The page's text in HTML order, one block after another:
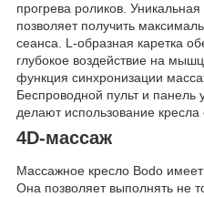
прогрева роликов.
позволяет получить
сеанса. L-образная каретка
глубокое воздействие на
функция синхронизации
Беспроводной пульт и панель
делают использование
4D-массаж
Массажное кресло Bodo
Она позволяет выполнять не